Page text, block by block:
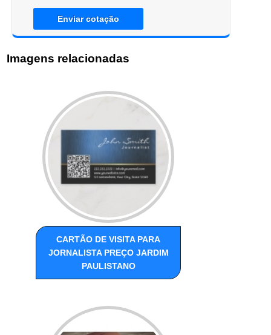
Enviar cotação
Imagens relacionadas
CARTÃO DE VISITA PARA
JORNALISTA PREÇO JARDIM
PAULISTANO